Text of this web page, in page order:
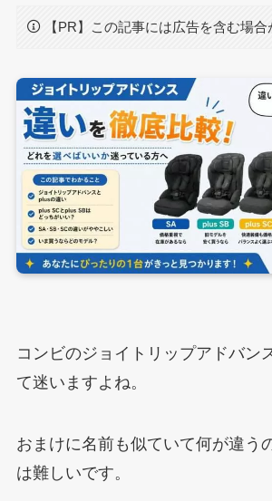
【PR】この記事には広告を含む場合
コンビのジョイトリップアドバン
て迷いますよね。
おまけに名前も似ていて何が違う
は難しいです。